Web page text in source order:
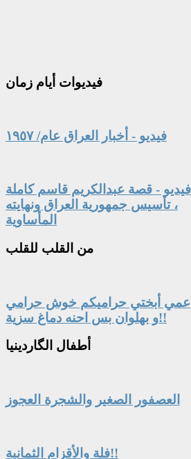
فيديوات أيام زمان
فيديو - أخبار العراق عام/ ١٩٥٧
فيديو - قصة عبدالكريم قاسم كاملة
، تأسيس جمهورية العراق ونهايته
المأساوية
من القلب للقلب
عمي أبختي حراميكم خوش حرامي
و بهلوان بس احنه دماغ سزية!!
أطفال الگاردينيا
العصفور الصغير والشجرة العجوز
فلة والأقزام الثمانية!!